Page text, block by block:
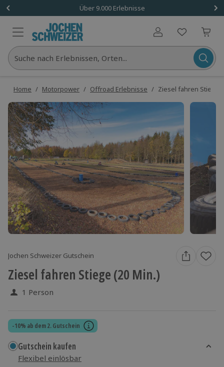
Über 9.000 Erlebnisse
Benutzerkonto
Suche nach Erlebnissen, Orten...
Home / Motorpower / Offroad Erlebnisse / Ziesel fahren Stiege
Jochen Schweizer Gutschein
Ziesel fahren Stiege (20 Min.)
1 Person
-10% ab dem 2. Gutschein
Gutschein kaufen
Flexibel einlösbar